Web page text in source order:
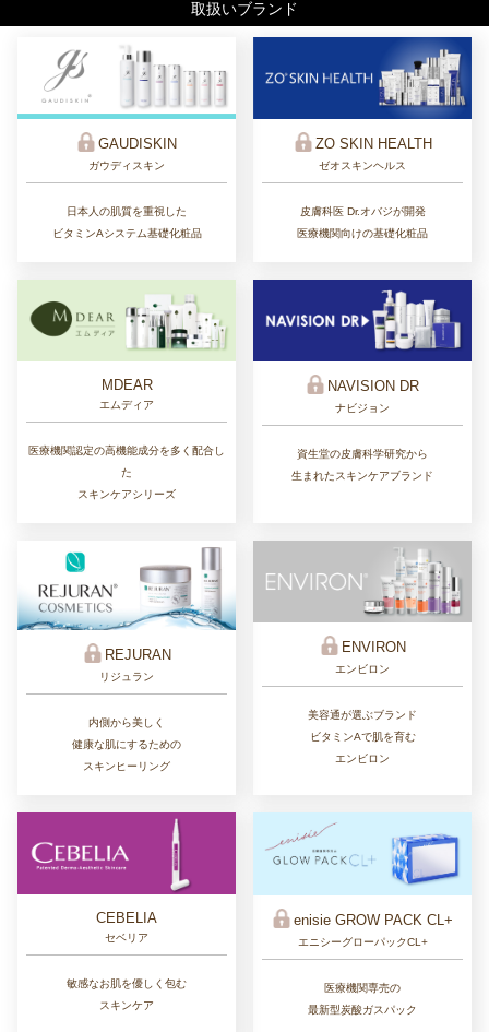
取扱いブランド
GAUDISKIN
ガウディスキン
日本人の肌質を重視した
ビタミンAシステム基礎化粧品
ZO SKIN HEALTH
ゼオスキンヘルス
皮膚科医 Dr.オバジが開発
医療機関向けの基礎化粧品
MDEAR
エムディア
医療機関認定の高機能成分を多く配合し
た
スキンケアシリーズ
NAVISION DR
ナビジョン
資生堂の皮膚科学研究から
生まれたスキンケアブランド
REJURAN
リジュラン
内側から美しく
健康な肌にするための
スキンヒーリング
ENVIRON
エンビロン
美容通が選ぶブランド
ビタミンAで肌を育む
エンビロン
CEBELIA
セベリア
敏感なお肌を優しく包む
スキンケア
enisie GROW PACK CL+
エニシーグローパックCL+
医療機関専売の
最新型炭酸ガスパック